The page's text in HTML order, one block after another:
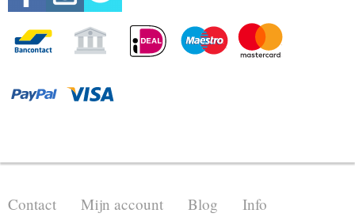
Contact Mijn account Blog Info